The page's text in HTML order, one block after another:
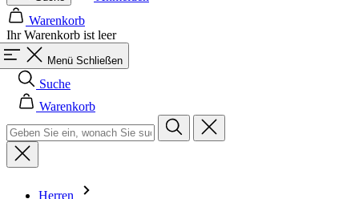
Suche
Warenkorb
Herren
Alle in der Kategorie Herren